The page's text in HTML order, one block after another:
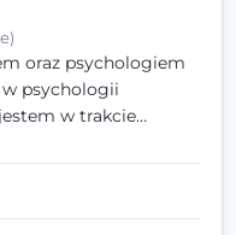
oraz psychologiem
psychologii
w trakcie
status członka
Systemowej oraz